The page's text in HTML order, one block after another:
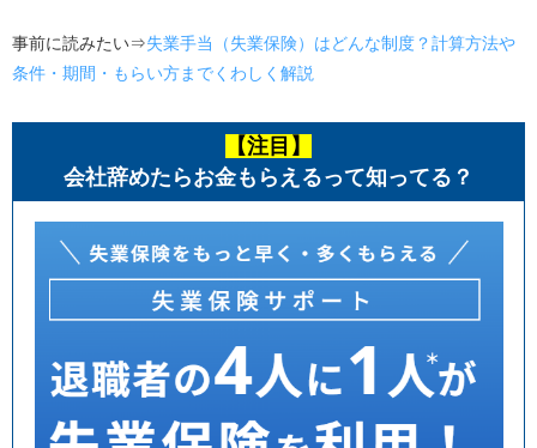
事前に読みたい⇒失業手当（失業保険）はどんな制度？計算方法や
条件・期間・もらい方までくわしく解説
【注目】
会社辞めたらお金もらえるって知ってる？